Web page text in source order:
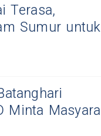
Terasa,
Sumur untuk
Minta